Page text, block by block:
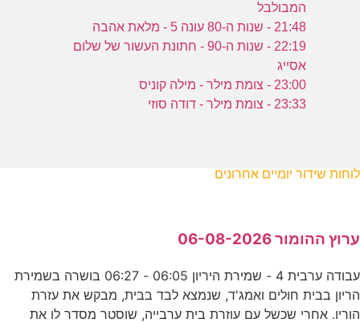
המבולבל
21:48 - שנות ה-80 עונה 5 - מלאת אהבה
22:19 - שנות ה-90 - חתונת העשור של שלום
אסייג
23:00 - צומת מילר - מילה קוניס
23:33 - צומת מילר - דודה סוזי
לוחות שידור יומיים אחרונים
ערוץ ההומור 06-08-2026
עבודה ערבית 4 - שמירת היריון 06:05 - 06:27 בושרה בשמירת
הריון בבית חולים ואמג'ד, שנמצא לבד בבית, מבקש את עזרת
הוריו. אחרי שכשל עם עוזרת בית ערבייה, שוסטר מסדר לו את